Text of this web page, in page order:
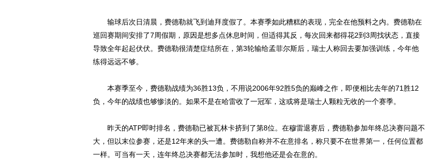
输球后次日清晨，费德勒就飞到迪拜度假了。本赛季如此糟糕的表现，完全在他预料之内。费德勒在
巡回赛期间安排了7周假期，原因是想多点休息时间，但适得其反，每次回来都得花2到3周找状态，直接
导致全年起起伏伏。费德勒很清楚症结所在，第3轮输给孟菲尔斯后，瑞士人称回去要加强训练，今年他
练得远远不够。
本赛季至今，费德勒战绩为36胜13负，不用说2006年92胜5负的巅峰之作，即便相比去年的71胜12
负，今年的战绩也够惨淡的。如果不是在哈雷收了一冠军，这或将是瑞士人颗粒无收的一个赛季。
昨天的ATP即时排名，费德勒已被瓦林卡挤到了第8位。在穆雷退赛后，费德勒参加年终总决赛问题不
大，但以末位参赛，还是12年来的头一遭。费德勒自称并不在意排名，称只要不在世界第一，任何位置都
一样。可当有一天，连年终总决赛都无法参加时，我想他还是会在意的。